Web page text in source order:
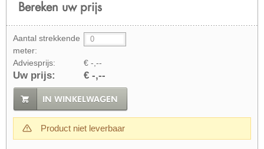
Bereken uw prijs
Aantal strekkende
meter:
Adviesprijs:
€ -,--
Uw prijs: € -,--
IN WINKELWAGEN
Product niet leverbaar